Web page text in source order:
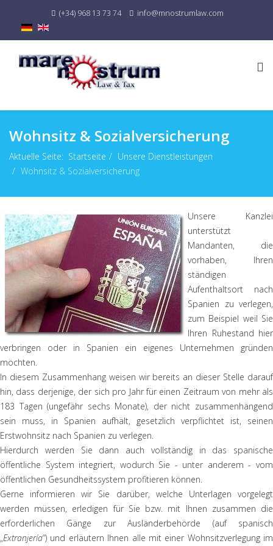
(+34) 968 13 73 74 info@mnostrumlaw.com
Wohnsitz & Sozialversicherung
Aktuelle Seite: Startseite
Unsere Dienstleistungen
Wohnsitz & Sozialversicherung
Unsere Kanzlei
unterstützt
Mandanten, die
vorhaben, Ihren
ständigen
Aufenthaltsort nach
Spanien zu verlegen,
zum Beispiel weil Sie
Ihren Ruhestand hier
verbringen oder in Spanien ein eigenes Unternehmen gründen
möchten.
In diesem Zusammenhang weisen wir bereits an dieser Stelle darauf
hin, dass derjenige, der sich pro Jahr für einen Zeitraum von mehr als
183 Tagen (ungefähr sechs Monate), der nicht zusammenhängend
sein muss, in Spanien aufhält, gesetzlich verpflichtet ist, seinen
Erstwohnsitz nach Spanien zu verlegen.
Hierdurch werden Sie dann auch vollständig in das spanische
öffentliche System integriert, wodurch Sie - unter anderem - vom
öffentlichen Gesundheitssystem profitieren können.
Gerne informieren wir Sie darüber, welche Unterlagen vorgelegt
werden müssen, erledigen für Sie bzw. mit Ihnen zusammen die
erforderlichen Gänge zur Ausländerbehörde (auf spanisch
„Extranjería“) und erläutern Ihnen alle mit einer Wohnsitzverlegung im